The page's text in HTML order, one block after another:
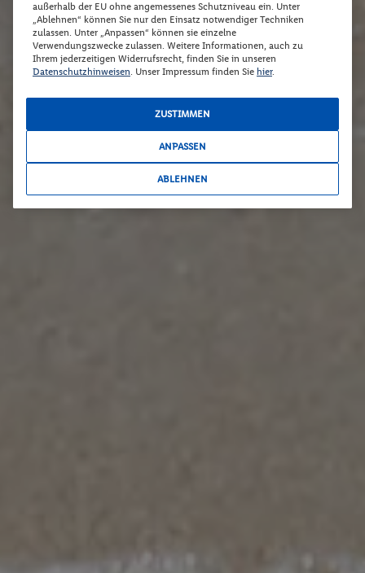
außerhalb der EU ohne angemessenes Schutzniveau ein. Unter
„Ablehnen“ können Sie nur den Einsatz notwendiger Techniken
zulassen. Unter „Anpassen“ können sie einzelne
Verwendungszwecke zulassen. Weitere Informationen, auch zu
Ihrem jederzeitigen Widerrufsrecht, finden Sie in unseren
Datenschutzhinweisen. Unser Impressum finden Sie hier.
ZUSTIMMEN
ANPASSEN
ABLEHNEN